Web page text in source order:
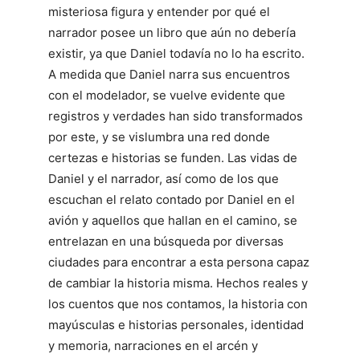
misteriosa figura y entender por qué el
narrador posee un libro que aún no debería
existir, ya que Daniel todavía no lo ha escrito.
A medida que Daniel narra sus encuentros
con el modelador, se vuelve evidente que
registros y verdades han sido transformados
por este, y se vislumbra una red donde
certezas e historias se funden. Las vidas de
Daniel y el narrador, así como de los que
escuchan el relato contado por Daniel en el
avión y aquellos que hallan en el camino, se
entrelazan en una búsqueda por diversas
ciudades para encontrar a esta persona capaz
de cambiar la historia misma. Hechos reales y
los cuentos que nos contamos, la historia con
mayúsculas e historias personales, identidad
y memoria, narraciones en el arcén y